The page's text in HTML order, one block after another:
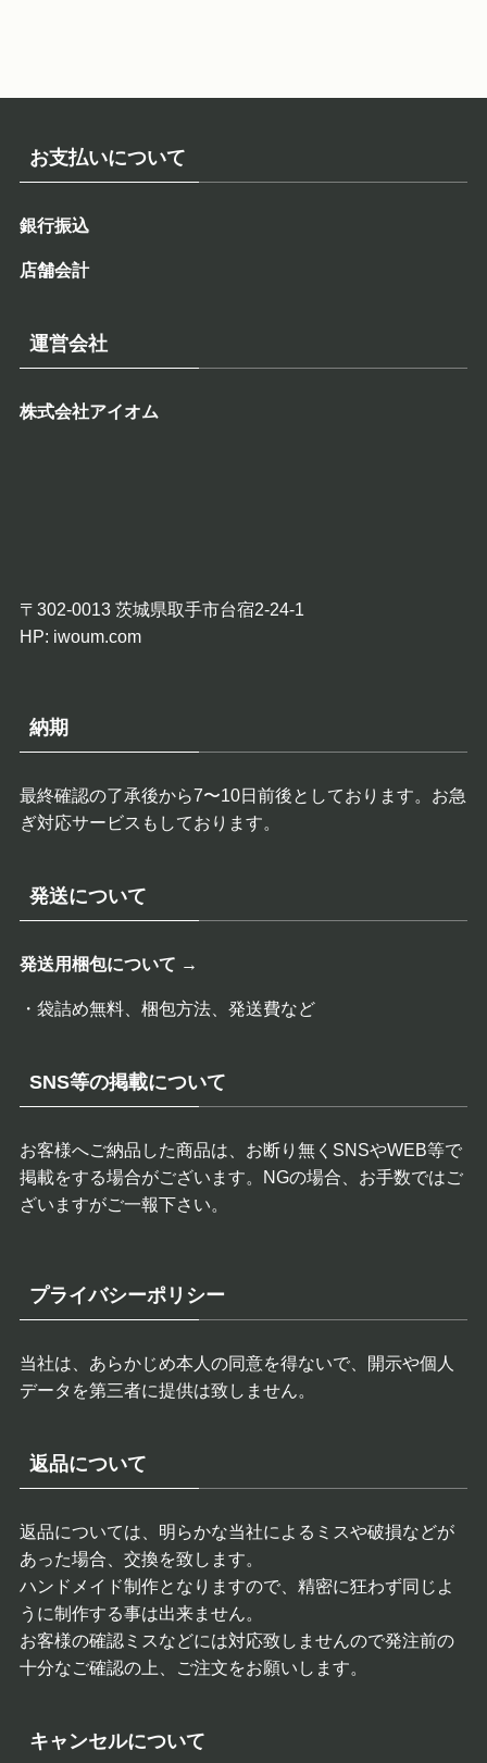
お支払いについて
銀行振込
店舗会計
運営会社
株式会社アイオム
〒302-0013 茨城県取手市台宿2-24-1
HP: iwoum.com
納期
最終確認の了承後から7〜10日前後としております。お急
ぎ対応サービスもしております。
発送について
発送用梱包について →
・袋詰め無料、梱包方法、発送費など
SNS等の掲載について
お客様へご納品した商品は、お断り無くSNSやWEB等で
掲載をする場合がございます。NGの場合、お手数ではご
ざいますがご一報下さい。
プライバシーポリシー
当社は、あらかじめ本人の同意を得ないで、開示や個人
データを第三者に提供は致しません。
返品について
返品については、明らかな当社によるミスや破損などが
あった場合、交換を致します。
ハンドメイド制作となりますので、精密に狂わず同じよ
うに制作する事は出来ません。
お客様の確認ミスなどには対応致しませんので発注前の
十分なご確認の上、ご注文をお願いします。
キャンセルについて